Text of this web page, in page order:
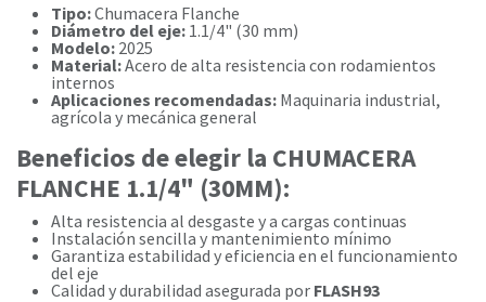
Tipo:Chumacera Flanche
Diámetro del eje: 1.1/4" (30 mm)
Modelo: 2025
Material:Acero de alta resistencia con rodamientos
internos
Aplicaciones recomendadas: Maquinaria industrial,
agrícola y mecánica general
Beneficios de elegir la CHUMACERA
FLANCHE 1.1/4" (30MM):
Alta resistencia al desgaste y a cargas continuas
Instalación sencilla y mantenimiento mínimo
Garantiza estabilidad y eficiencia en el funcionamiento
del eje
Calidad y durabilidad asegurada por FLASH93